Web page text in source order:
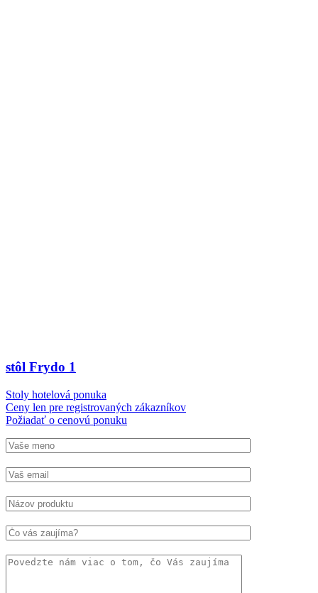
stôl Frydo 1
Stoly hotelová ponuka
Ceny len pre registrovaných zákazníkov
Požiadať o cenovú ponuku